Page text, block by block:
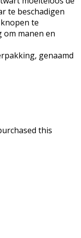
te beschadigen
te
om manen en
genaamd
this